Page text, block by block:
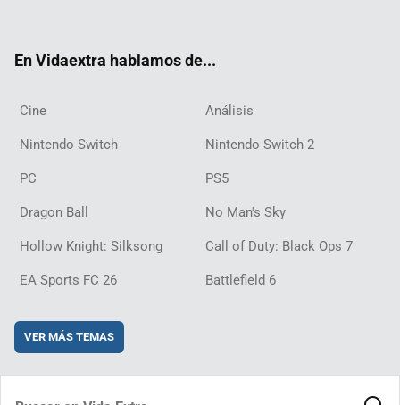
En Vidaextra hablamos de...
Cine Análisis
Nintendo Switch Nintendo Switch 2
PC PS5
Dragon Ball No Man's Sky
Hollow Knight: Silksong Call of Duty: Black Ops 7
EA Sports FC 26 Battlefield 6
VER MÁS TEMAS